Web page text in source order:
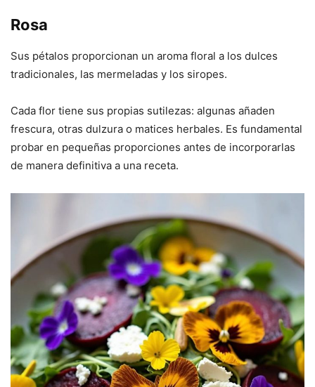
Rosa
Sus pétalos proporcionan un aroma floral a los dulces
tradicionales, las mermeladas y los siropes.
Cada flor tiene sus propias sutilezas: algunas añaden
frescura, otras dulzura o matices herbales. Es fundamental
probar en pequeñas proporciones antes de incorporarlas
de manera definitiva a una receta.